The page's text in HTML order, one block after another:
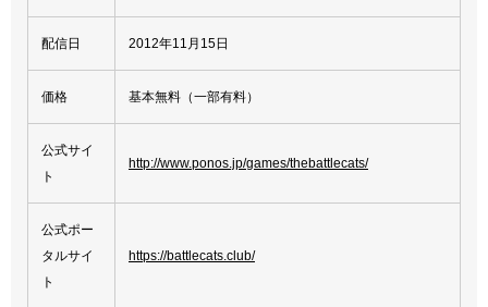
配信日 2012年11月15日
価格 基本無料（一部有料）
公式サイ
ト
http://www.ponos.jp/games/thebattlecats/
公式ポー
タルサイ
ト
https://battlecats.club/